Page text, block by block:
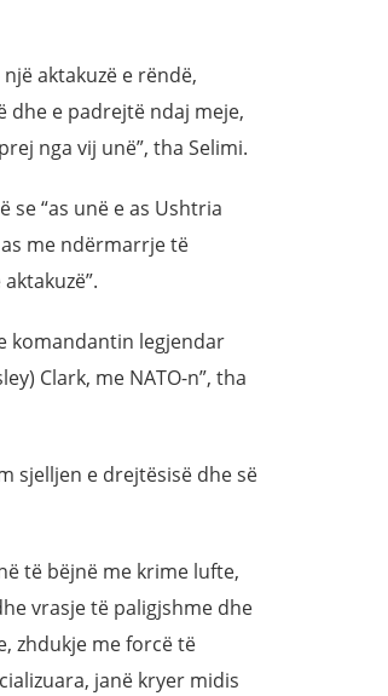
aktakuzë e rëndë,
dhe e padrejtë ndaj meje,
nga vij unë”, tha Selimi.
“as unë e as Ushtria
me ndërmarrje të
komandantin legjendar
Clark, me NATO-n”, tha
sjelljen e drejtësisë dhe së
të bëjnë me krime lufte,
vrasje të paligjshme dhe
zhdukje me forcë të
janë kryer midis